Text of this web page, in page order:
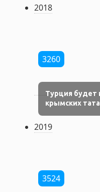
2018
3260
Турция будет
крымских
2019
3524